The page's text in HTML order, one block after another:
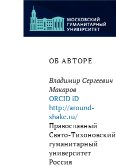
ОБ АВТОРЕ
Владимир Сергеевич
Макаров
ORCID iD
http://around-
shake.ru/
Православный
Свято-Тихоновский
гуманитарный
университет
Россия